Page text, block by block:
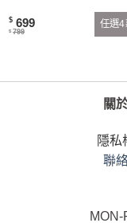
$ 699
$ 799
任選
關
隱私
聯